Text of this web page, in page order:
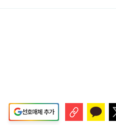
선호매체 추가